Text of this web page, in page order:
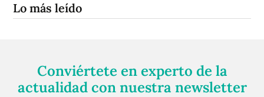
Lo más leído
Conviértete en experto de la
actualidad con nuestra newsletter